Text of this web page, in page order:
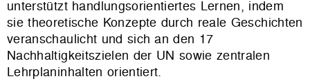
unterstützt handlungsorientiertes Lernen, indem
sie theoretische Konzepte durch reale Geschichten
veranschaulicht und sich an den 17
Nachhaltigkeitszielen der UN sowie zentralen
Lehrplaninhalten orientiert.